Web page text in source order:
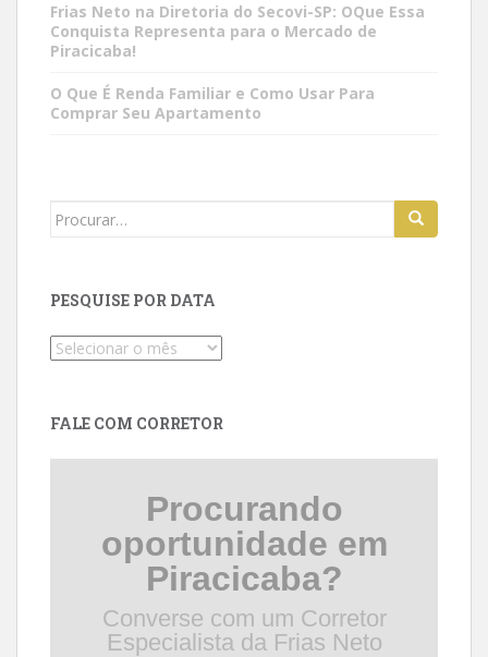
Frias Neto na Diretoria do Secovi-SP: OQue Essa
Conquista Representa para o Mercado de
Piracicaba!
O Que É Renda Familiar e Como Usar Para
Comprar Seu Apartamento
Search
PESQUISE POR DATA
Pesquise
FALE COM CORRETOR
Procurando
oportunidade em
Piracicaba?
Converse com um Corretor
Especialista da Frias Neto